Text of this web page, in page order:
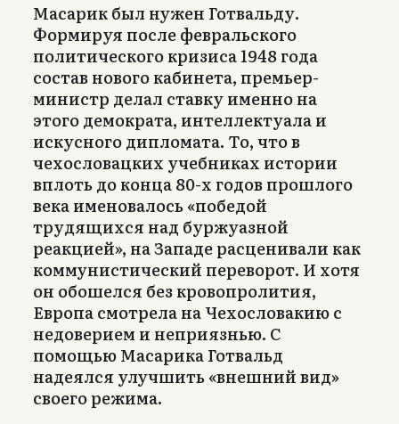
Масарик был нужен Готвальду.
Формируя после февральского
политического кризиса 1948 года
состав нового кабинета, премьер-
министр делал ставку именно на
этого демократа, интеллектуала и
искусного дипломата. То, что в
чехословацких учебниках истории
вплоть до конца 80-х годов прошлого
века именовалось «победой
трудящихся над буржуазной
реакцией», на Западе расценивали как
коммунистический переворот. И хотя
он обошелся без кровопролития,
Европа смотрела на Чехословакию с
недоверием и неприязнью. С
помощью Масарика Готвальд
надеялся улучшить «внешний вид»
своего режима.